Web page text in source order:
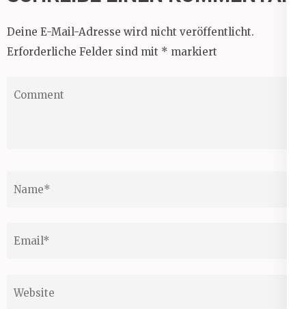
Deine E-Mail-Adresse wird nicht veröffentlicht.
Erforderliche Felder sind mit * markiert